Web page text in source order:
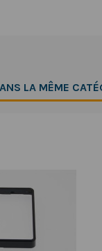
LA MÊME